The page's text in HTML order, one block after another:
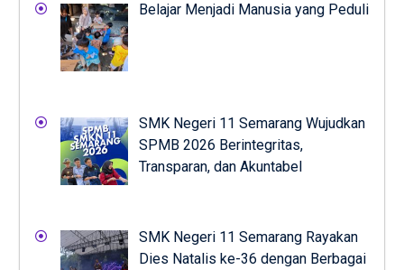
Belajar Menjadi Manusia yang Peduli
SMK Negeri 11 Semarang Wujudkan
SPMB 2026 Berintegritas,
Transparan, dan Akuntabel
SMK Negeri 11 Semarang Rayakan
Dies Natalis ke-36 dengan Berbagai